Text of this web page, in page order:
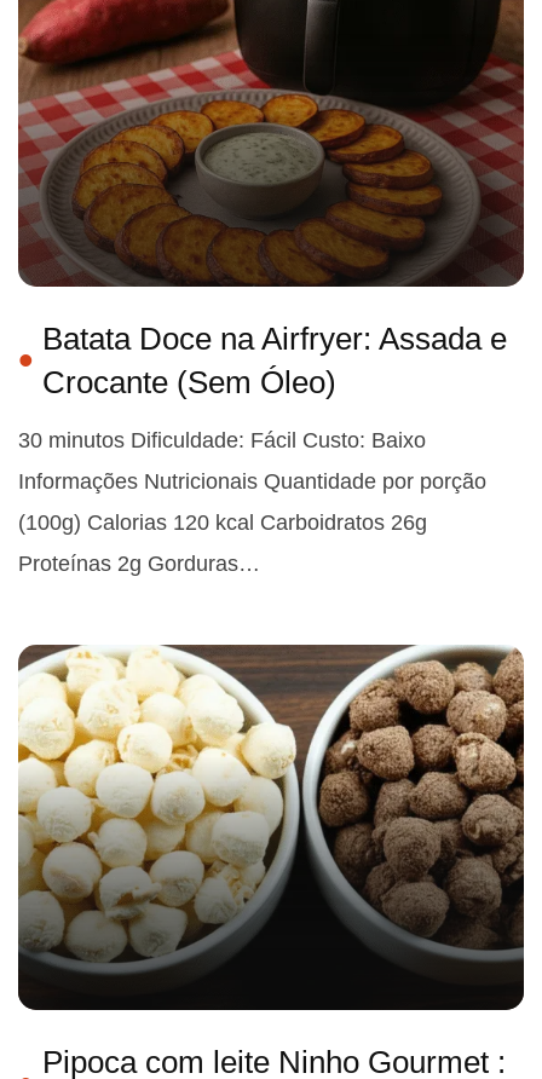
Batata Doce na Airfryer: Assada e
Crocante (Sem Óleo)
30 minutos Dificuldade: Fácil Custo: Baixo
Informações Nutricionais Quantidade por porção
(100g) Calorias 120 kcal Carboidratos 26g
Proteínas 2g Gorduras…
Pipoca com leite Ninho Gourmet :